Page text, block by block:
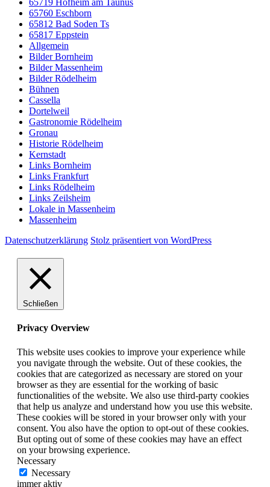
65719 Hofheim am Taunus
65760 Eschborn
65812 Bad Soden Ts
65817 Eppstein
Allgemein
Bilder Bornheim
Bilder Massenheim
Bilder Rödelheim
Bühnen
Cassella
Dortelweil
Gastronomie Rödelheim
Gronau
Historie Rödelheim
Kernstadt
Links Bornheim
Links Frankfurt
Links Rödelheim
Links Zeilsheim
Lokale in Massenheim
Massenheim
Datenschutzerklärung Stolz präsentiert von WordPress
Schließen
Privacy Overview
This website uses cookies to improve your experience while
you navigate through the website. Out of these cookies, the
cookies that are categorized as necessary are stored on your
browser as they are essential for the working of basic
functionalities of the website. We also use third-party cookies
that help us analyze and understand how you use this website.
These cookies will be stored in your browser only with your
consent. You also have the option to opt-out of these cookies.
But opting out of some of these cookies may have an effect
on your browsing experience.
Necessary
Necessary
immer aktiv